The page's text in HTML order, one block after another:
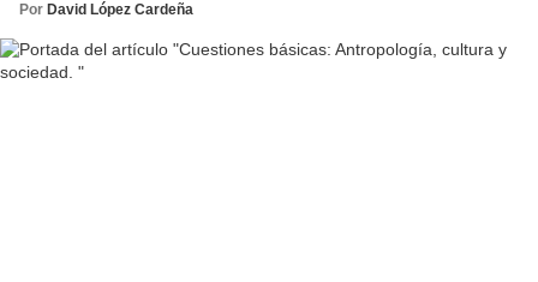
Por David López Cardeña